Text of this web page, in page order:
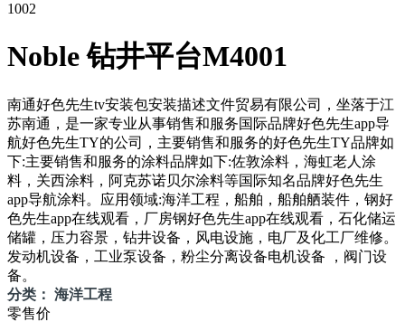
1002
Noble 钻井平台M4001
南通好色先生tv安装包安装描述文件贸易有限公司，坐落于江
苏南通，是一家专业从事销售和服务国际品牌好色先生app导
航好色先生TY的公司，主要销售和服务的好色先生TY品牌如
下:主要销售和服务的涂料品牌如下:佐敦涂料，海虹老人涂
料，关西涂料，阿克苏诺贝尔涂料等国际知名品牌好色先生
app导航涂料。应用领域:海洋工程，船舶，船舶舾装件，钢好
色先生app在线观看，厂房钢好色先生app在线观看，石化储运
储罐，压力容景，钻井设备，风电设施，电厂及化工厂维修。
发动机设备，工业泵设备，粉尘分离设备电机设备 ，阀门设
备。
分类： 海洋工程
零售价